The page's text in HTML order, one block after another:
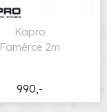
990,-
Kapro
Famérce 2m